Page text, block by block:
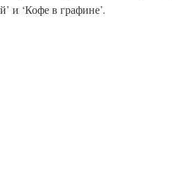
и ‘Кофе в графине’.